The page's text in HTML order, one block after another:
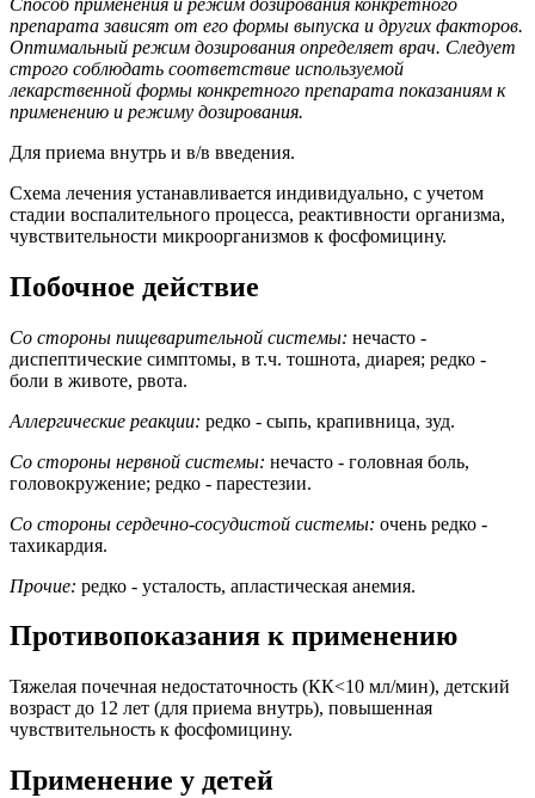
препарата зависят от его формы выпуска и других факторов.
Оптимальный режим дозирования определяет врач. Следует
строго соблюдать соответствие используемой
лекарственной формы конкретного препарата показаниям к
применению и режиму дозирования.
Для приема внутрь и в/в введения.
Схема лечения устанавливается индивидуально, с учетом
стадии воспалительного процесса, реактивности организма,
чувствительности микроорганизмов к фосфомицину.
Побочное действие
Со стороны пищеварительной системы: нечасто -
диспептические симптомы, в т.ч. тошнота, диарея; редко -
боли в животе, рвота.
Аллергические реакции: редко - сыпь, крапивница, зуд.
Со стороны нервной системы: нечасто - головная боль,
головокружение; редко - парестезии.
Со стороны сердечно-сосудистой системы: очень редко -
тахикардия.
Прочие: редко - усталость, апластическая анемия.
Противопоказания к применению
Тяжелая почечная недостаточность (КК<10 мл/мин), детский
возраст до 12 лет (для приема внутрь), повышенная
чувствительность к фосфомицину.
Применение у детей